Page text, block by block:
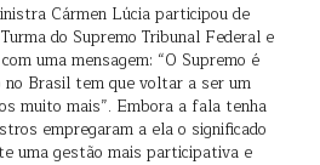
Cármen Lúcia participou de
do Supremo Tribunal Federal e
uma mensagem: “O Supremo é
no Brasil tem que voltar a ser um
muito mais”. Embora a fala tenha
empregaram a ela o significado
uma gestão mais participativa e